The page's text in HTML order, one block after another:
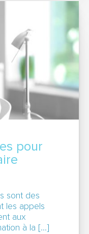
pour
sont des
les appels
aux
à la […]